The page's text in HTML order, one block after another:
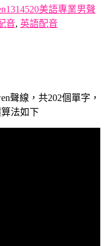
美語專業男聲
音, 英語配音
聲線，共202個單字，
法如下